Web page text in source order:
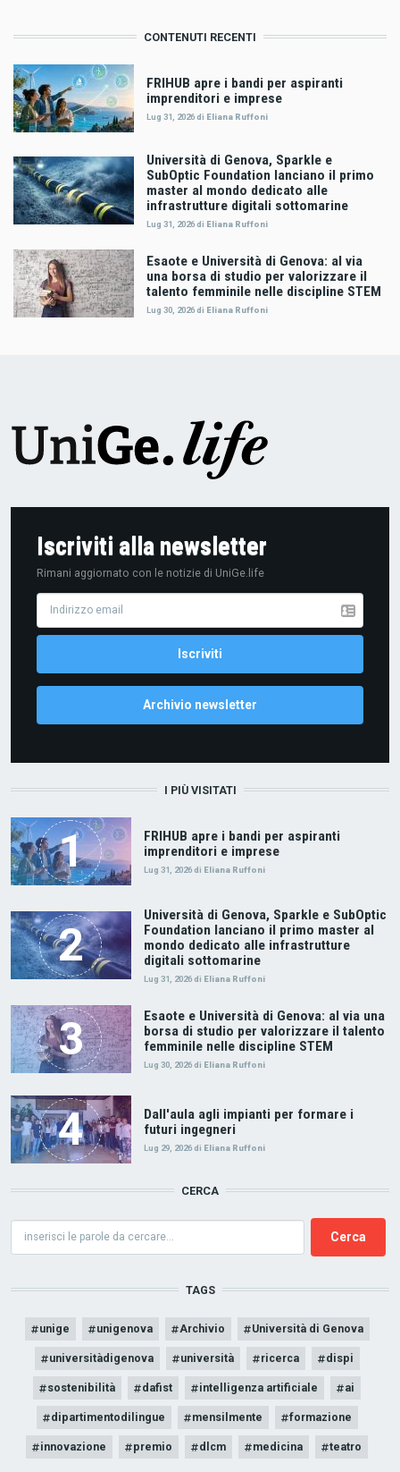
CONTENUTI RECENTI
FRIHUB apre i bandi per aspiranti
imprenditori e imprese
Lug 31, 2026di Eliana Ruffoni
Università di Genova, Sparkle e
SubOptic Foundation lanciano il primo
master al mondo dedicato alle
infrastrutture digitali sottomarine
Lug 31, 2026di Eliana Ruffoni
Esaote e Università di Genova: al via
una borsa di studio per valorizzare il
talento femminile nelle discipline STEM
Lug 30, 2026di Eliana Ruffoni
Iscriviti alla newsletter
Rimani aggiornato con le notizie di UniGe.life
Archivio newsletter
I PIÙ VISITATI
FRIHUB apre i bandi per aspiranti
imprenditori e imprese
Lug 31, 2026 di Eliana Ruffoni
Università di Genova, Sparkle e SubOptic
Foundation lanciano il primo master al
mondo dedicato alle infrastrutture
digitali sottomarine
Lug 31, 2026 di Eliana Ruffoni
Esaote e Università di Genova: al via una
borsa di studio per valorizzare il talento
femminile nelle discipline STEM
Lug 30, 2026 di Eliana Ruffoni
Dall'aula agli impianti per formare i
futuri ingegneri
Lug 29, 2026 di Eliana Ruffoni
CERCA
TAGS
unige unigenova Archivio Università di Genova
universitàdigenova università ricerca dispi
sostenibilità dafist intelligenza artificiale ai
dipartimentodilingue mensilmente formazione
innovazione premio dlcm medicina teatro